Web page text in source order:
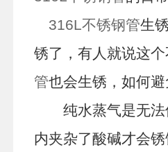
316L不锈钢管生
锈了，有人就说这
管也会生锈，如何
纯水蒸气是无法
内夹杂了酸碱才会